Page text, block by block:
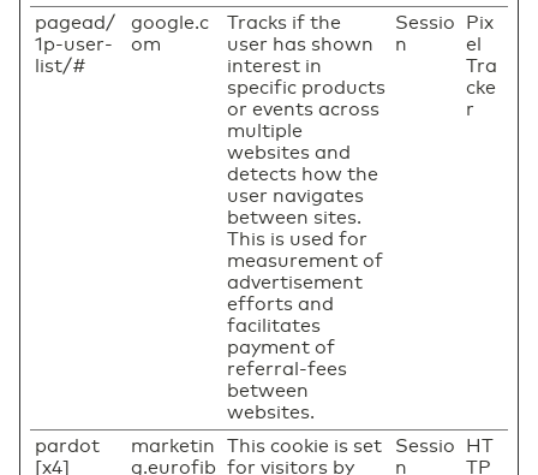
pagead/
1p-user-
list/#
google.c
om
Tracks if the
user has shown
interest in
specific products
or events across
multiple
websites and
detects how the
user navigates
between sites.
This is used for
measurement of
advertisement
efforts and
facilitates
payment of
referral-fees
between
websites.
Sessio
n
Pix
el
Tra
cke
r
pardot
[x4]
marketin
g.eurofib
This cookie is set
for visitors by
Sessio
n
HT
TP